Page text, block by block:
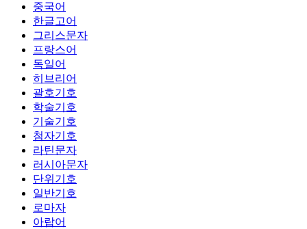
중국어
한글고어
그리스문자
프랑스어
독일어
히브리어
괄호기호
학술기호
기술기호
첨자기호
라틴문자
러시아문자
단위기호
일반기호
로마자
아랍어